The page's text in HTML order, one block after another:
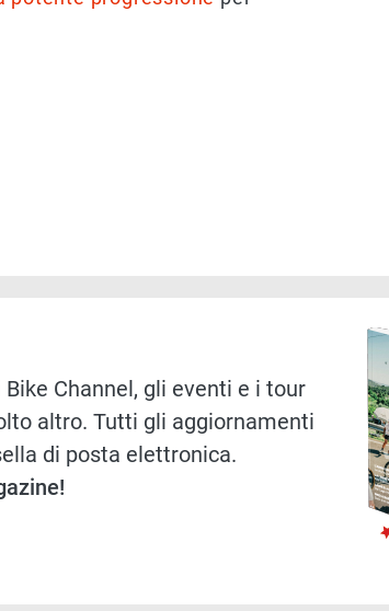
Channel, gli eventi e i tour
altro. Tutti gli aggiornamenti
di posta elettronica.